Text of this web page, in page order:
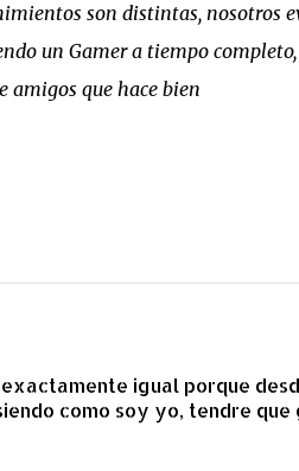
son distintas, nosotros
un Gamer a tiempo
amigos que hace bien
igual porque
como soy yo, tendre